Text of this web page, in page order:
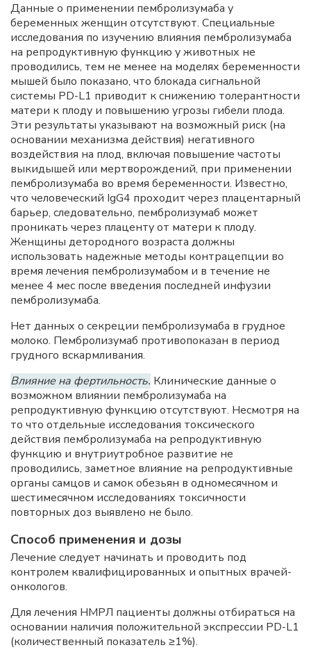
Данные о применении пембролизумаба у
беременных женщин отсутствуют. Специальные
исследования по изучению влияния пембролизумаба
на репродуктивную функцию у животных не
проводились, тем не менее на моделях беременности
мышей было показано, что блокада сигнальной
системы PD-L1 приводит к снижению толерантности
матери к плоду и повышению угрозы гибели плода.
Эти результаты указывают на возможный риск (на
основании механизма действия) негативного
воздействия на плод, включая повышение частоты
выкидышей или мертворождений, при применении
пембролизумаба во время беременности. Известно,
что человеческий IgG4 проходит через плацентарный
барьер, следовательно, пембролизумаб может
проникать через плаценту от матери к плоду.
Женщины детородного возраста должны
использовать надежные методы контрацепции во
время лечения пембролизумабом и в течение не
менее 4 мес после введения последней инфузии
пембролизумаба.
Нет данных о секреции пембролизумаба в грудное
молоко. Пембролизумаб противопоказан в период
грудного вскармливания.
Влияние на фертильность. Клинические данные о
возможном влиянии пембролизумаба на
репродуктивную функцию отсутствуют. Несмотря на
то что отдельные исследования токсического
действия пембролизумаба на репродуктивную
функцию и внутриутробное развитие не
проводились, заметное влияние на репродуктивные
органы самцов и самок обезьян в одномесячном и
шестимесячном исследованиях токсичности
повторных доз выявлено не было.
Способ применения и дозы
Лечение следует начинать и проводить под
контролем квалифицированных и опытных врачей-
онкологов.
Для лечения HMPЛ пациенты должны отбираться на
основании наличия положительной экспрессии PD-L1
(количественный показатель ≥1%).